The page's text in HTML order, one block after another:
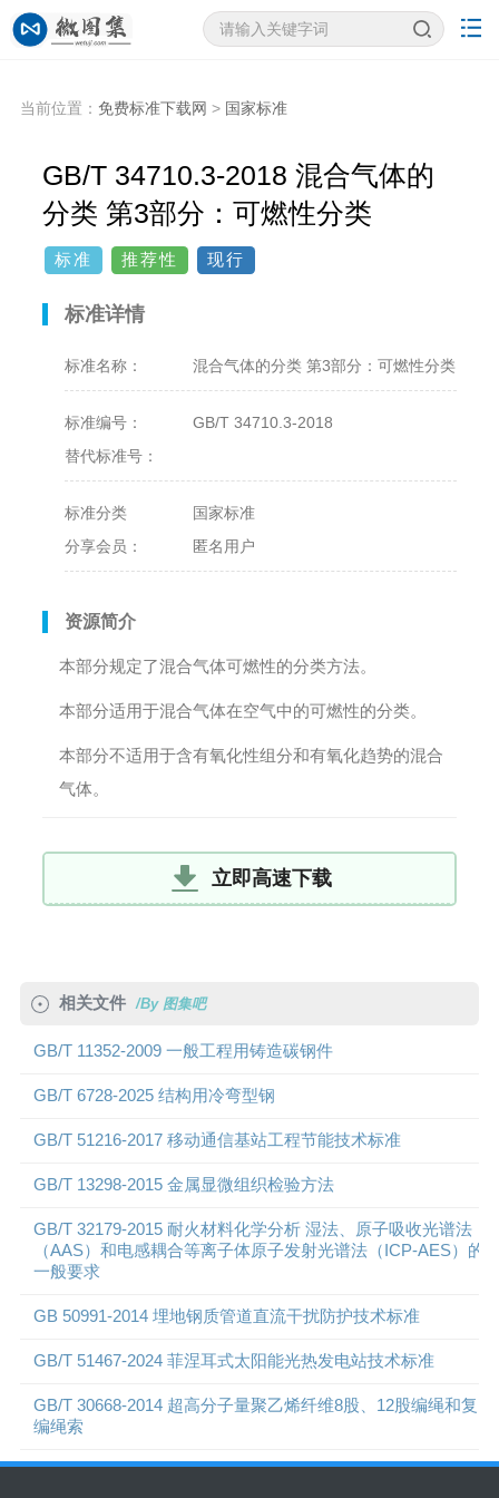
当前位置： 免费标准下载网 > 国家标准
GB/T 34710.3-2018 混合气体的
分类 第3部分：可燃性分类
标准 推荐性 现行
标准详情
标准名称： 混合气体的分类 第3部分：可燃性分类
标准编号：
GB/T 34710.3-2018
替代标准号：
标准分类
国家标准
分享会员：
匿名用户
资源简介
本部分规定了混合气体可燃性的分类方法。
本部分适用于混合气体在空气中的可燃性的分类。
本部分不适用于含有氧化性组分和有氧化趋势的混合
气体。
立即高速下载
相关文件 /By 图集吧
GB/T 11352-2009 一般工程用铸造碳钢件
GB/T 6728-2025 结构用冷弯型钢
GB/T 51216-2017 移动通信基站工程节能技术标准
GB/T 13298-2015 金属显微组织检验方法
GB/T 32179-2015 耐火材料化学分析 湿法、原子吸收光谱法
（AAS）和电感耦合等离子体原子发射光谱法（ICP-AES）的
一般要求
GB 50991-2014 埋地钢质管道直流干扰防护技术标准
GB/T 51467-2024 菲涅耳式太阳能光热发电站技术标准
GB/T 30668-2014 超高分子量聚乙烯纤维8股、12股编绳和复
编绳索